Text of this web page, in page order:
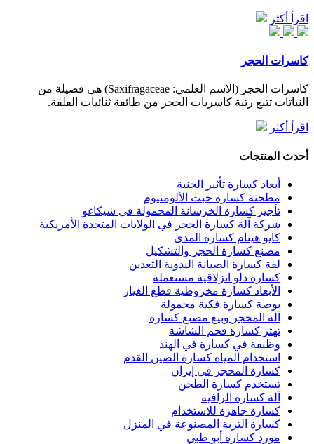
اقرأ أكثر
كاسرات الحجر
كاسرات الحجر (الاسم العلمي: Saxifragaceae) هي فصيلة من
النباتات تتبع رتبة كاسريات الحجر من طائفة ثنائيات الفلقة.
اقرأ أكثر
أحدث المنتجات
أبعاد كسارة تأثير الحنية
مطحنة كسارة خبث الألومنيوم
تأجير كسارة الخرسانة المحمولة في شيكاغو
شركة آلة كسارة الحجر في الولايات المتحدة الأمريكية
كايو هيتام كسارة المدى
مصنع كسارة الحجر والتشكيل
لفة كسارة الصيانة اليدوية التعدين
كسارة دلو انزلاقية مستعملة
الأبعاد كسارة مخروطية قطع الغيار
بوصة كسارة فكية محمولة
آلة المحجر وبيع مصنع كسارة
تهتز كسارة فحم الشاشة
وظيفة في كسارة في الهند
استخدام المياه كسارة الصين القدم
كسارة المحجر في إيران
تستخدم كسارة الطحن
آلة كسارة الرافية
كسارة جاهزة للاستخدام
كسارة التربة المصنوعة في المنزل
مورد كسارة أبو ظبي